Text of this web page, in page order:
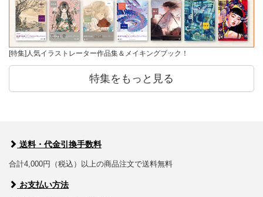
[特集]人気イラストレーター作品集＆メイキングブック！
特集をもっと見る
送料・代金引換手数料
合計4,000円（税込）以上の商品注文で送料無料
お支払い方法